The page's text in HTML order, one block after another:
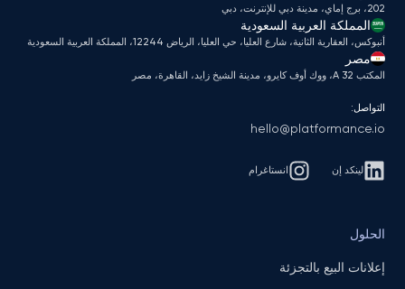
202، برج إماي، مدينة دبي للإنترنت، دبي
المملكة العربية السعودية
أنبوكس، العقارية الثانية، شارع العليا، حي العليا، الرياض 12244، المملكة العربية السعودية
مصر
المكتب A 32، ووك أوف كايرو، مدينة الشيخ زايد، القاهرة، مصر
التواصل:
hello@platformance.io
لينكد إن انستاغرام
الحلول
إعلانات البيع بالتجزئة